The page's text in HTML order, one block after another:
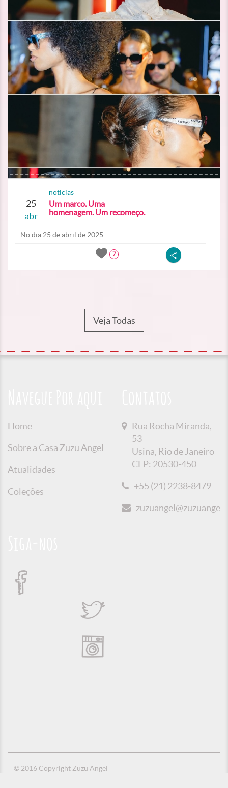
25
abr
noticias
Um marco. Uma
homenagem. Um recomeço.
No dia 25 de abril de 2025...
7
Veja Todas
Home
Sobre a Casa Zuzu Angel
Atualidades
Coleções
Rua Rocha Miranda,
53
Usina, Rio de Janeiro
CEP: 20530-450
+55 (21) 2238-8479
© 2016 Copyright Zuzu Angel